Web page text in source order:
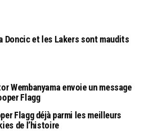
Doncic et les Lakers sont maudits
Wembanyama envoie un message
Flagg
Flagg déjà parmi les meilleurs
de l’histoire